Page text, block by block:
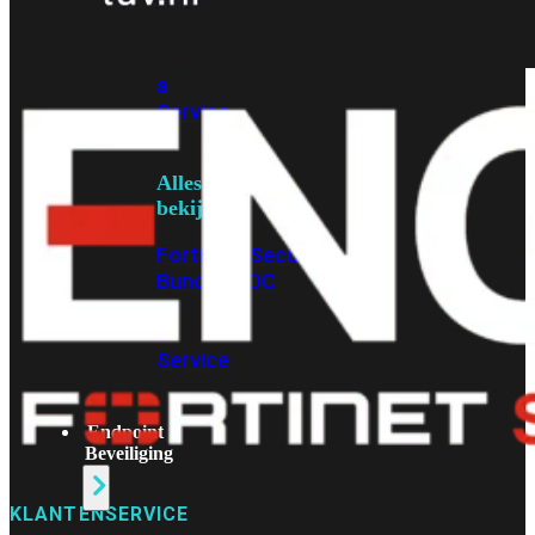
Protection
a
Service
Alles
bekijken
FortiCare Security
Bundels
SOC
as
Service
Endpoint
Beveiliging
KLANTENSERVICE